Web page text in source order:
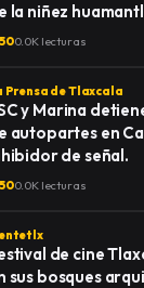
la niñez
500.0K lecturas
Prensa de Tlaxcala
y Marina
autopartes en
de señal.
500.0K lecturas
de cine
sus bosques